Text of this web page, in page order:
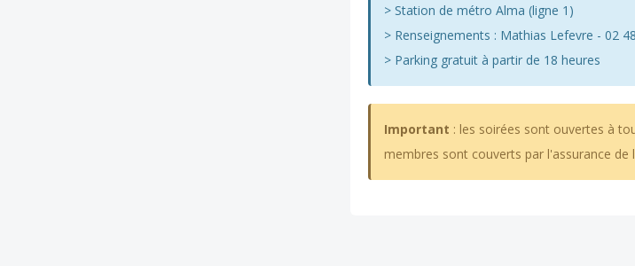
> Station de métro Alma (ligne 1)
> Renseignements : Mathias Lefevre - 02
> Parking gratuit à partir de 18 heures
Important : les soirées sont ouvertes à
membres sont couverts par l'assurance de